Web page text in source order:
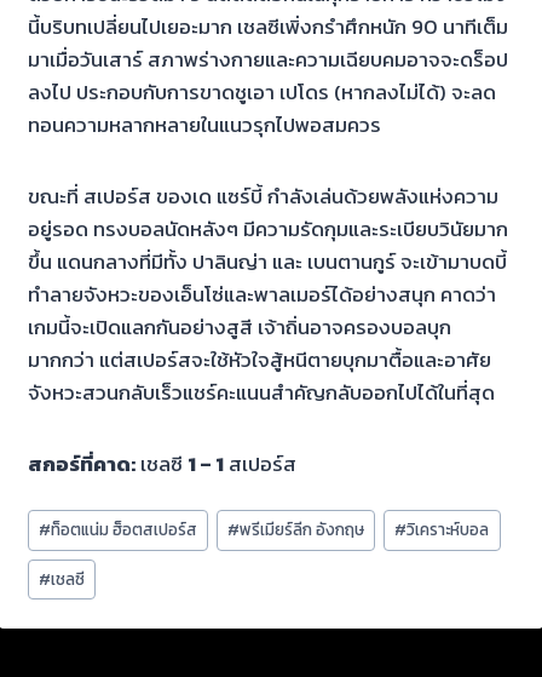
นี้บริบทเปลี่ยนไปเยอะมาก เชลซีเพิ่งกรำศึกหนัก 90 นาทีเต็ม
มาเมื่อวันเสาร์ สภาพร่างกายและความเฉียบคมอาจจะดร็อป
ลงไป ประกอบกับการขาดชูเอา เปโดร (หากลงไม่ได้) จะลด
ทอนความหลากหลายในแนวรุกไปพอสมควร
ขณะที่ สเปอร์ส ของเด แซร์บี้ กำลังเล่นด้วยพลังแห่งความ
อยู่รอด ทรงบอลนัดหลังๆ มีความรัดกุมและระเบียบวินัยมาก
ขึ้น แดนกลางที่มีทั้ง ปาลินญ่า และ เบนตานกูร์ จะเข้ามาบดบี้
ทำลายจังหวะของเอ็นโซ่และพาลเมอร์ได้อย่างสนุก คาดว่า
เกมนี้จะเปิดแลกกันอย่างสูสี เจ้าถิ่นอาจครองบอลบุก
มากกว่า แต่สเปอร์สจะใช้หัวใจสู้หนีตายบุกมาตื้อและอาศัย
จังหวะสวนกลับเร็วแชร์คะแนนสำคัญกลับออกไปได้ในที่สุด
สกอร์ที่คาด:เชลซี 1 – 1สเปอร์ส
Post
Tags:
#ท็อตแน่ม ฮ็อตสเปอร์ส #พรีเมียร์ลีก อังกฤษ #วิเคราะห์บอล
#เชลซี